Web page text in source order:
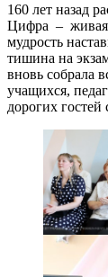
160 лет назад
Цифра – живая
мудрость
тишина на
вновь собрала
учащихся,
дорогих гостей